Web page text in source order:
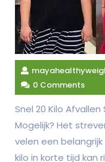
0 Comments
Snel 20 Kilo Afvallen
Mogelijk? Het
velen een
kilo in korte tijd kan